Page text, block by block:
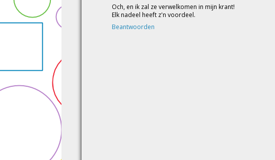
Och, en ik zal ze verwelkomen in mijn krant!
Elk nadeel heeft z'n voordeel.
Beantwoorden